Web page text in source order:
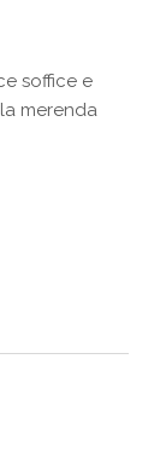
soffice e
merenda